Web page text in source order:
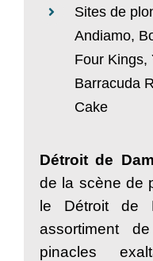
Sites de
Andiamo,
Four Kings,
Barracuda
Cake
Détroit de
de la scène de
le Détroit de
assortiment
pinacles